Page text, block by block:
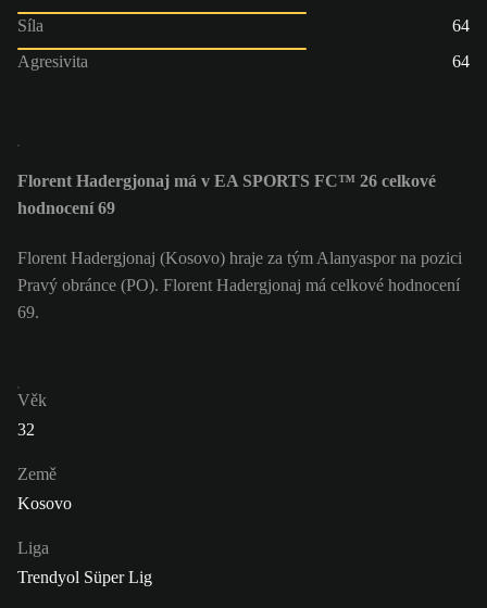
Síla
64
Agresivita
64
Florent Hadergjonaj má v EA SPORTS FC™ 26 celkové
hodnocení 69
Florent Hadergjonaj (Kosovo) hraje za tým Alanyaspor na pozici
Pravý obránce (PO). Florent Hadergjonaj má celkové hodnocení
69.
Věk
32
Země
Kosovo
Liga
Trendyol Süper Lig